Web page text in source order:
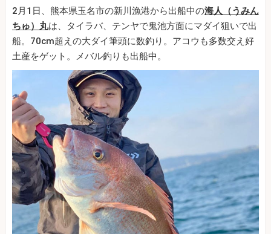
2月1日、熊本県玉名市の新川漁港から出船中の海人（うみん
ちゅ）丸は、タイラバ、テンヤで鬼池方面にマダイ狙いで出
船。70cm超えの大ダイ筆頭に数釣り。アコウも多数交え好
土産をゲット。メバル釣りも出船中。